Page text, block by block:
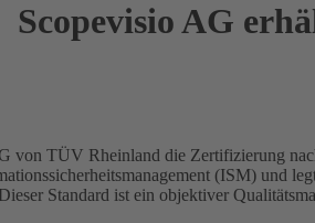
Scopevisio AG
von TÜV Rheinland die Zertifizierung
(ISM) und
Standard ist ein objektiver